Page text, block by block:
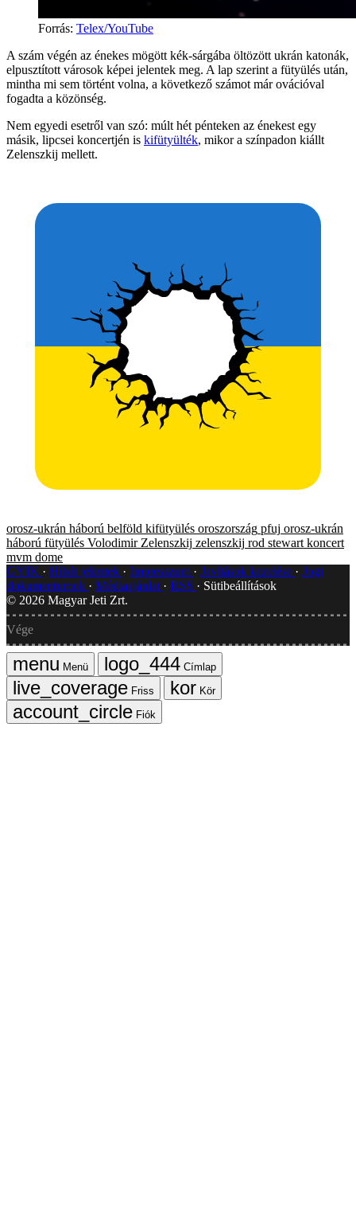
Forrás: Telex/YouTube
A szám végén az énekes mögött kék-sárgába öltözött ukrán katonák,
elpusztított városok képei jelentek meg. A lap szerint a fütyülés után,
mintha mi sem történt volna, a következő számot már ovációval
fogadta a közönség.
Nem egyedi esetről van szó: múlt hét pénteken az énekest egy
másik, lipcsei koncertjén is kifütyülték, mikor a színpadon kiállt
Zelenszkij mellett.
orosz-ukrán háború belföld kifütyülés oroszország pfuj orosz-ukrán
háború fütyülés Volodimir Zelenszkij zelenszkij rod stewart koncert
mvm dome
GYIK
Hibát jelentek Impresszum Javítások kezelése
Jogi
dokumentumok
Médiaajánlat RSS
Sütibeállítások
© 2026 Magyar Jeti Zrt.
Vége
Menü
Címlap
Friss
Kör
Fiók